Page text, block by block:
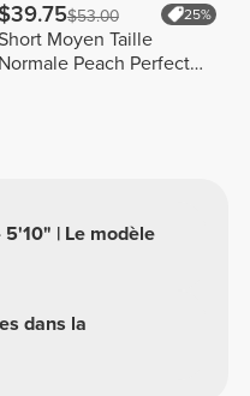
$39.75$53.00 25%
Moyen Taille
Normale Peach Perfect
dans la
5'10" | Le modèle